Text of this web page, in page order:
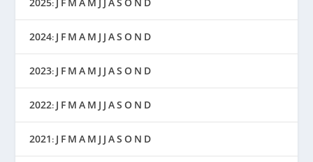
:
2024: J F M A M J J AS O N D
2023: J F M A M J J AS O N D
2022: J F M A M J J AS O N D
2021: J F M A M J J AS O N D